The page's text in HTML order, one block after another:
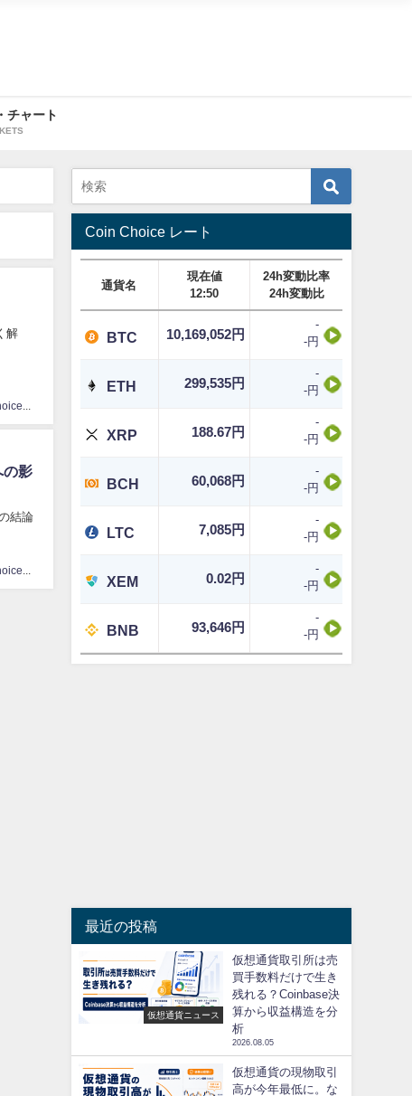
チャート
解
の影
結論
Coin Choice レート
通貨名
現在値
12:50
24h変動比率
24h変動比
BTC 10,169,052円
-
-円
ETH 299,535円
-
-円
XRP 188.67円
-
-円
BCH 60,068円
-
-円
LTC 7,085円
-
-円
XEM 0.02円
-
-円
BNB 93,646円
-
-円
最近の投稿
仮想通貨ニュース
仮想通貨取引所は売
買手数料だけで生き
残れる？Coinbase決
算から収益構造を分
析
2026.08.05
仮想通貨の現物取引
高が今年最低に。な